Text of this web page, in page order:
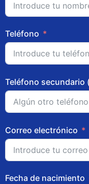
Teléfono
Teléfono secundario
Correo electrónico
Fecha de nacimiento